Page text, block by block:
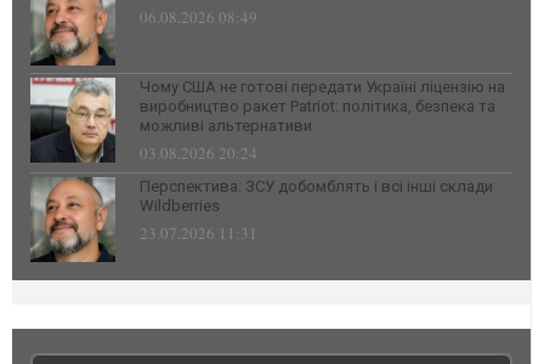
06.08.2026 08:49
Чому США не готові передати Україні ліцензію на
виробництво ракет Patriot: політика, безпека та
можливі альтернативи
03.08.2026 20:24
Перспектива: ЗСУ добомблять і всі інші склади
Wildberries
23.07.2026 11:31